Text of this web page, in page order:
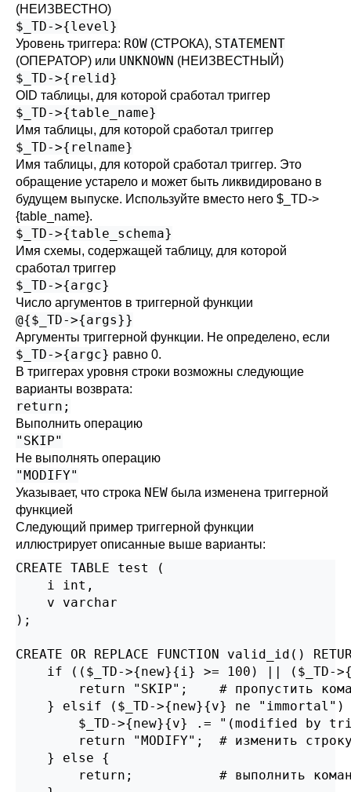
(НЕИЗВЕСТНО)
$_TD->{level}
Уровень триггера: ROW (СТРОКА), STATEMENT
(ОПЕРАТОР) или UNKNOWN (НЕИЗВЕСТНЫЙ)
$_TD->{relid}
OID таблицы, для которой сработал триггер
$_TD->{table_name}
Имя таблицы, для которой сработал триггер
$_TD->{relname}
Имя таблицы, для которой сработал триггер. Это
обращение устарело и может быть ликвидировано в
будущем выпуске. Используйте вместо него $_TD->
{table_name}.
$_TD->{table_schema}
Имя схемы, содержащей таблицу, для которой
сработал триггер
$_TD->{argc}
Число аргументов в триггерной функции
@{$_TD->{args}}
Аргументы триггерной функции. Не определено, если
$_TD->{argc} равно 0.
В триггерах уровня строки возможны следующие
варианты возврата:
return;
Выполнить операцию
"SKIP"
Не выполнять операцию
"MODIFY"
Указывает, что строка NEW была изменена триггерной
функцией
Следующий пример триггерной функции
иллюстрирует описанные выше варианты:
CREATE TABLE test (
    i int,
    v varchar
);
CREATE OR REPLACE FUNCTION valid_id()
if (($_TD->{new}{i} >= 100) || ($_TD-
return "SKIP";    # пропустить
} elsif ($_TD->{new}{v} ne "immortal")
$_TD->{new}{v} .= "(modified by
return "MODIFY";  # изменить
    } else {
return;           # выполнить